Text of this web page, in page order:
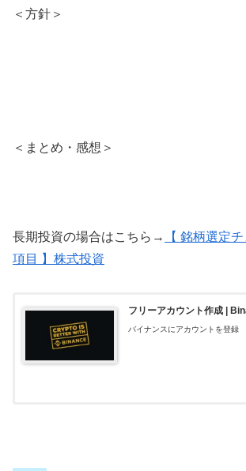
＜方針＞
＜まとめ・感想＞
長期投資の場合はこちら→
【 銘柄選定
項目 】株式投資
フリーアカウント作成 |
バイナンスにアカウントを登録